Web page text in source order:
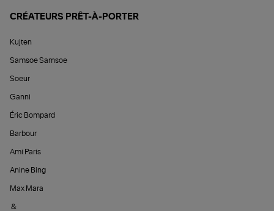
CRÉATEURS PRÊT-À-PORTER
Kujten
Samsoe Samsoe
Soeur
Ganni
Éric Bompard
Barbour
Ami Paris
Anine Bing
Max Mara
&